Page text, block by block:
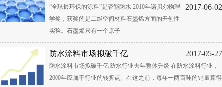
2017-06-02
“全球最环保的涂料”是否能防水 2010年诺贝尔物理
学奖，获奖的是二维空间材料石墨烯方面的开创性
实验。石墨烯只有一个原子
防水涂料市场拟破千亿 2017-05-27
防水涂料市场拟破千亿 防水行业去年整体升级 在防水涂料行业，
2000年应属于行业的转折点。在这之前，每年一两百吨的销量算得